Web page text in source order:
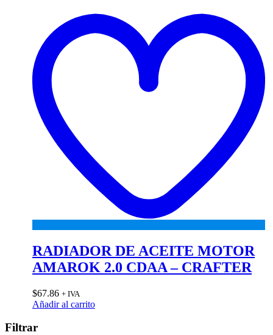
RADIADOR DE ACEITE MOTOR
AMAROK 2.0 CDAA – CRAFTER
$67.86 + IVA
Añadir al carrito
Filtrar